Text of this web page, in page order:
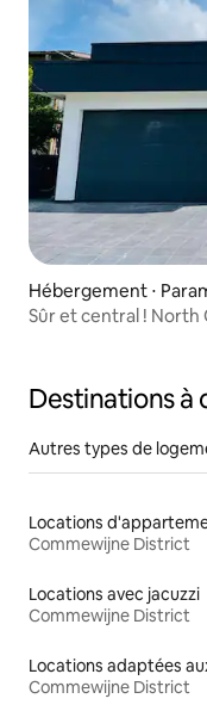
Hébergement ⋅
Sûr et central ! North
Destinations à
Autres types de
Locations
Commewijne District
Locations avec jacuzzi
Commewijne District
Commewijne District